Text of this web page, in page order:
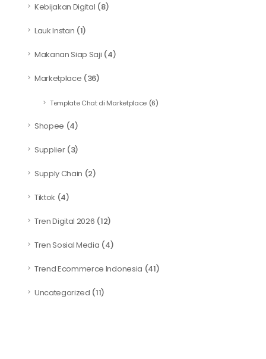
Kebijakan Digital (8)
Lauk Instan (1)
Makanan Siap Saji (4)
Marketplace (36)
Template Chat di Marketplace(6)
Shopee (4)
Supplier(3)
Supply Chain (2)
Tiktok (4)
Tren Digital 2026 (12)
Tren Sosial Media (4)
Trend Ecommerce Indonesia (41)
Uncategorized (11)